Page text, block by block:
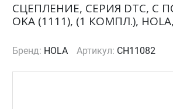
СЦЕПЛЕНИЕ, СЕРИЯ DTC, С
OKA (1111), (1 КОМПЛ.),
Бренд: HOLA Артикул: CH11082